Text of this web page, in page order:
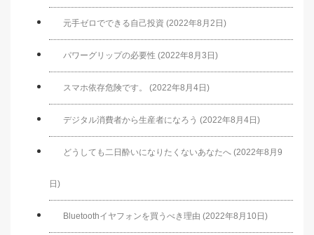
元手ゼロでできる自己投資 (2022年8月2日)
パワーグリップの必要性 (2022年8月3日)
スマホ依存危険です。 (2022年8月4日)
デジタル消費者から生産者になろう (2022年8月4日)
どうしても二日酔いになりたくないあなたへ (2022年8月9
日)
Bluetoothイヤフォンを買うべき理由 (2022年8月10日)